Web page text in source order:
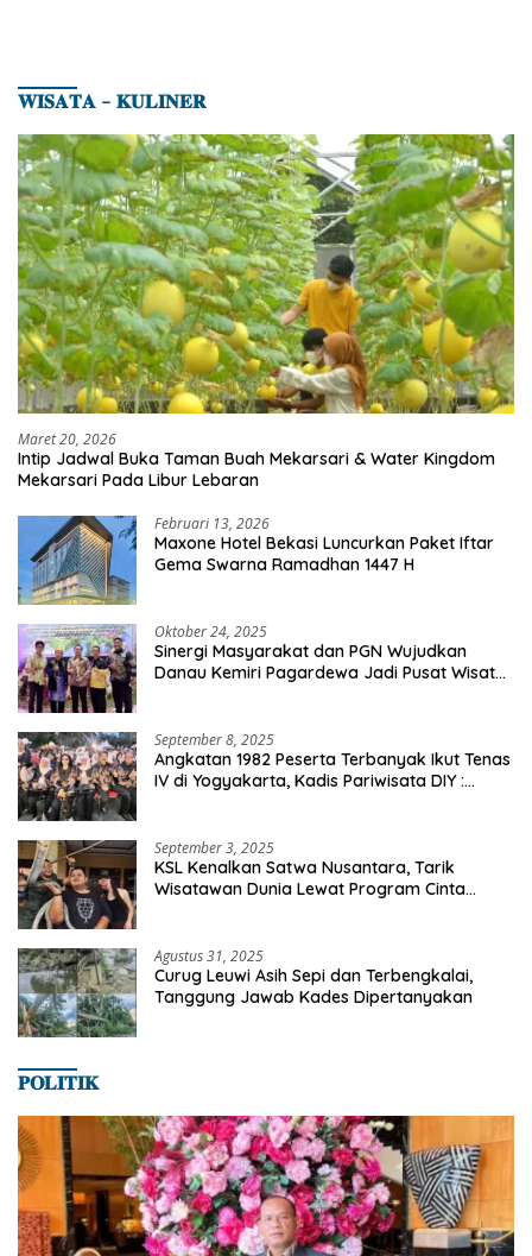
𝐖𝐈𝐒𝐀𝐓𝐀 – 𝐊𝐔𝐋𝐈𝐍𝐄𝐑
Maret 20, 2026
Intip Jadwal Buka Taman Buah Mekarsari & Water Kingdom
Mekarsari Pada Libur Lebaran
Februari 13, 2026
Maxone Hotel Bekasi Luncurkan Paket Iftar
Gema Swarna Ramadhan 1447 H
Oktober 24, 2025
Sinergi Masyarakat dan PGN Wujudkan
Danau Kemiri Pagardewa Jadi Pusat Wisata
September 8, 2025
Angkatan 1982 Peserta Terbanyak Ikut Tenas
IV di Yogyakarta, Kadis Pariwisata DIY :
September 3, 2025
KSL Kenalkan Satwa Nusantara, Tarik
Wisatawan Dunia Lewat Program Cinta
Agustus 31, 2025
Curug Leuwi Asih Sepi dan Terbengkalai,
Tanggung Jawab Kades Dipertanyakan
𝐏𝐎𝐋𝐈𝐓𝐈𝐊